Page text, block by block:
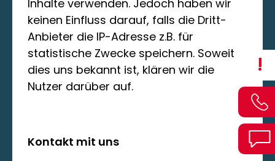
!
Inhalte verwenden. Jedoch haben wir
keinen Einfluss darauf, falls die Dritt-
Anbieter die IP-Adresse z.B. für
statistische Zwecke speichern. Soweit
dies uns bekannt ist, klären wir die
Nutzer darüber auf.
Kontakt mit uns